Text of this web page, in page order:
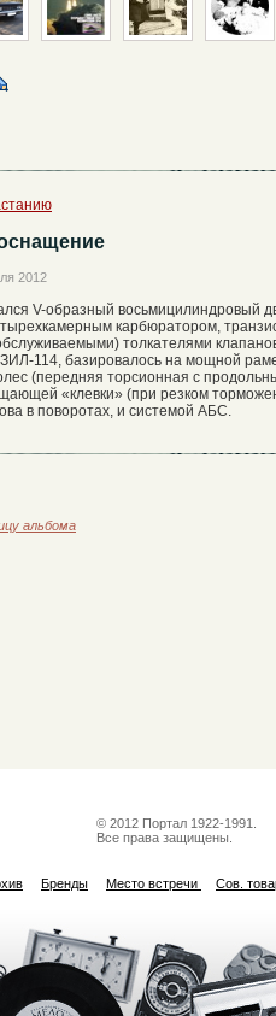
2012
V-образный восьмицилиндровый
карбюратором,
толкателями
114, базировалось на мощной
(передняя торсионная с
«клевки» (при резком
в поворотах, и системой АБС.
альбома
© 2012 Портал 1922-1991.
Все права защищены.
Бренды Место встречи Сов.